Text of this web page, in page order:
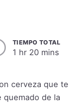
TIEMPO TOTAL
1 hr 20 mins
cerveza que te
quemado de la